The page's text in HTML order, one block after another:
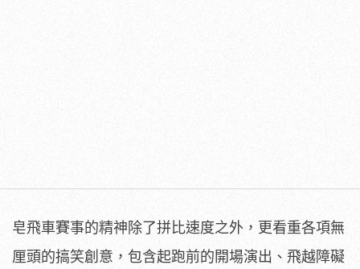
皂飛車賽事的精神除了拼比速度之外，更看重各項無
厘頭的搞笑創意，包含起跑前的開場演出、飛越障礙